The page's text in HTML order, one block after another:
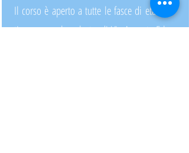
Il corso è aperto a tutte le fasce di età e si
tiene presso la palestra di Via Augusto Erba